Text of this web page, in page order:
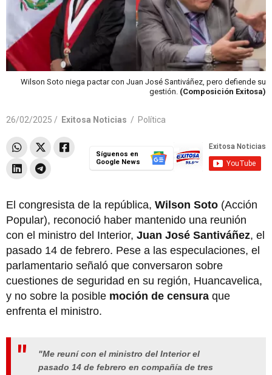
Wilson Soto niega pactar con Juan José Santiváñez, pero defiende su
gestión. (Composición Exitosa)
26/02/2025 / Exitosa Noticias / Política
Síguenos en
Google News
El congresista de la república, Wilson Soto (Acción
Popular), reconoció haber mantenido una reunión
con el ministro del Interior, Juan José Santiváñez, el
pasado 14 de febrero. Pese a las especulaciones, el
parlamentario señaló que conversaron sobre
cuestiones de seguridad en su región, Huancavelica,
y no sobre la posible moción de censura que
enfrenta el ministro.
"Me reuní con el ministro del Interior el
pasado 14 de febrero en compañía de tres